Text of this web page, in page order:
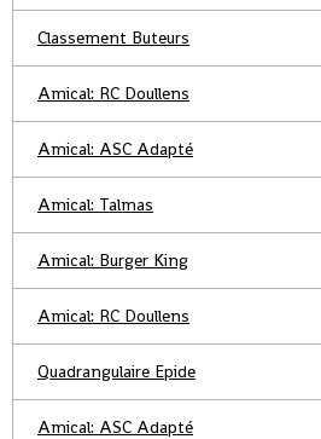
Classement Buteurs
Amical: RC Doullens
Amical: ASC Adapté
Amical: Talmas
Amical: Burger King
Amical: RC Doullens
Quadrangulaire Epide
Amical: ASC Adapté